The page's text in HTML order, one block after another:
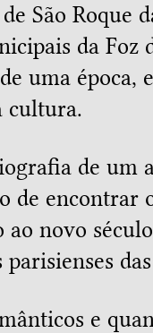
São Roque
da Foz
uma época,
cultura.
de um
de encontrar
ao novo
das
e